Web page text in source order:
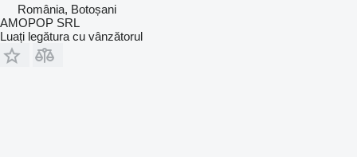
România, Botoșani
AMOPOP SRL
Luați legătura cu vânzătorul